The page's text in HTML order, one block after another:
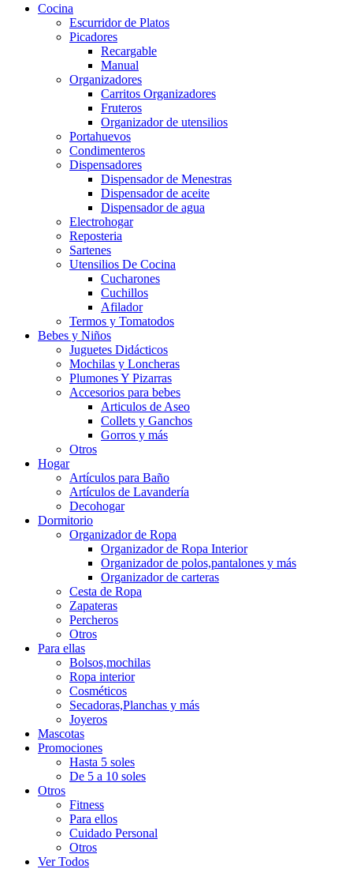
Cocina
Escurridor de Platos
Picadores
Recargable
Manual
Organizadores
Carritos Organizadores
Fruteros
Organizador de utensilios
Portahuevos
Condimenteros
Dispensadores
Dispensador de Menestras
Dispensador de aceite
Dispensador de agua
Electrohogar
Reposteria
Sartenes
Utensilios De Cocina
Cucharones
Cuchillos
Afilador
Termos y Tomatodos
Bebes y Niños
Juguetes Didácticos
Mochilas y Loncheras
Plumones Y Pizarras
Accesorios para bebes
Articulos de Aseo
Collets y Ganchos
Gorros y más
Otros
Hogar
Artículos para Baño
Artículos de Lavandería
Decohogar
Dormitorio
Organizador de Ropa
Organizador de Ropa Interior
Organizador de polos,pantalones y más
Organizador de carteras
Cesta de Ropa
Zapateras
Percheros
Otros
Para ellas
Bolsos,mochilas
Ropa interior
Cosméticos
Secadoras,Planchas y más
Joyeros
Mascotas
Promociones
Hasta 5 soles
De 5 a 10 soles
Otros
Fitness
Para ellos
Cuidado Personal
Otros
Ver Todos